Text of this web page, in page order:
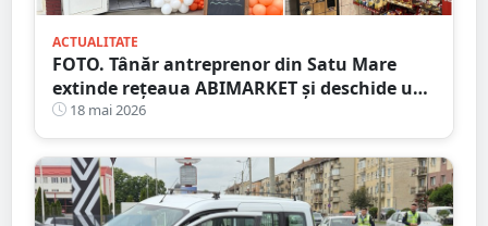
ACTUALITATE
FOTO. Tânăr antreprenor din Satu Mare
extinde rețeaua ABIMARKET și deschide un
nou magazin pe Calea Traian
18 mai 2026